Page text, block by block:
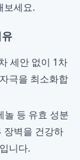
보세요.
세안 없이 1차
극을 최소화합
놀 등 유효 성분
장벽을 건강하
입니다.